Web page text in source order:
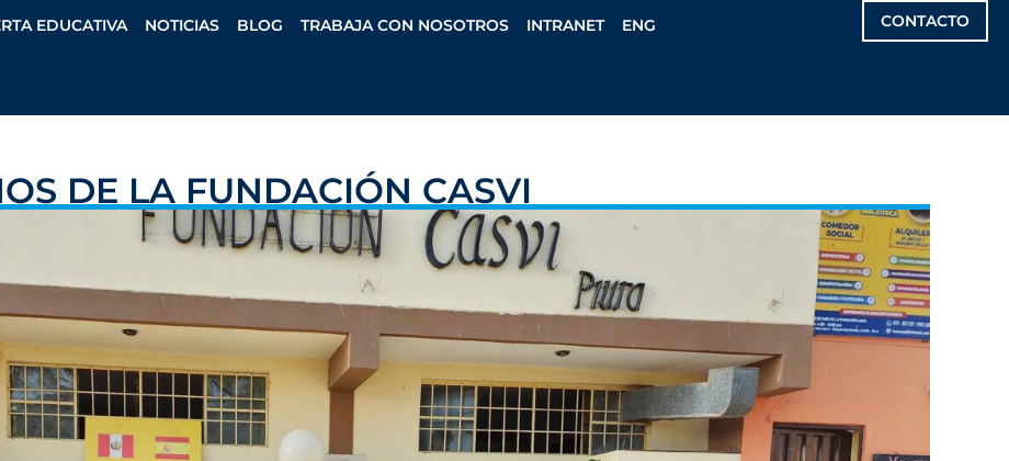
EDUCATIVA NOTICIAS BLOG TRABAJA CON NOSOTROS INTRANET ENG CONTACTO
DE LA FUNDACIÓN CASVI